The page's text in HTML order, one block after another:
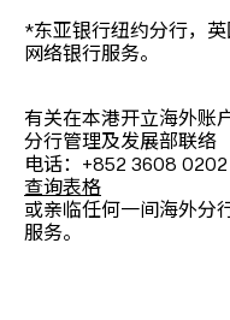
*东亚银行纽约分行，
网络银行服务。
有关在本港开立海外账
分行管理及发展部联络
电话：+852 3608 0202
查询表格
或亲临任何一间海外分
服务。